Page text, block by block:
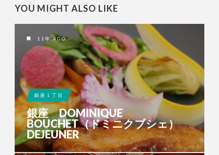
YOU MIGHT ALSO LIKE
11年 AGO
銀座１丁目
銀座 DOMINIQUE
BOUCHET（ドミニクブシェ）
DEJEUNER